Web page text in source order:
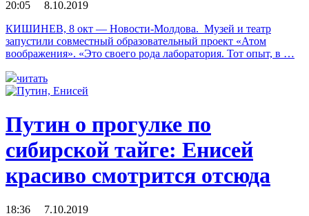
20:05 8.10.2019
КИШИНЕВ, 8 окт — Новости-Молдова. Музей и театр
запустили совместный образовательный проект «Атом
воображения». «Это своего рода лаборатория. Тот опыт, в …
читать
Путин о прогулке по
сибирской тайге: Енисей
красиво смотрится отсюда
18:36 7.10.2019